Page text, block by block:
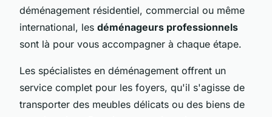
déménagement résidentiel, commercial ou même
international, les déménageurs professionnels
sont là pour vous accompagner à chaque étape.
Les spécialistes en déménagement offrent un
service complet pour les foyers, qu'il s'agisse de
transporter des meubles délicats ou des biens de